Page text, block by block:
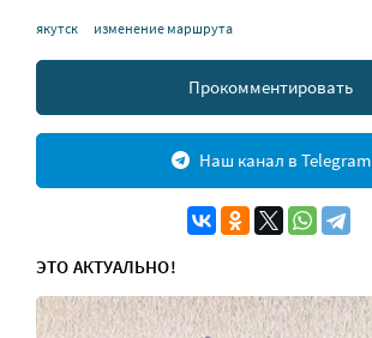
якутск изменение маршрута
Прокомментировать
Наш канал в Telegram
ЭТО АКТУАЛЬНО!